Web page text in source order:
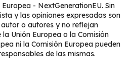
- NextGenerationEU. Sin
y las opiniones expresadas son
o autores y no reflejan
Unión Europea o la Comisión
ni la Comisión Europea pueden
de las mismas.